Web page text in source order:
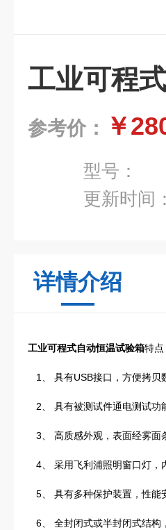
工业可程
参考价： ￥
型号：
更新时间：
详情介绍
工业可程式自动恒温试验箱特点
1、 具有USB接口，方便拷贝
2、 具有被测试件通电测试功
3、 高质感外观，表面经雾面
4、 采用飞利浦照明窗口灯，
5、 具有多种保护装置，性能
6、 全封闭式或半封闭式结构